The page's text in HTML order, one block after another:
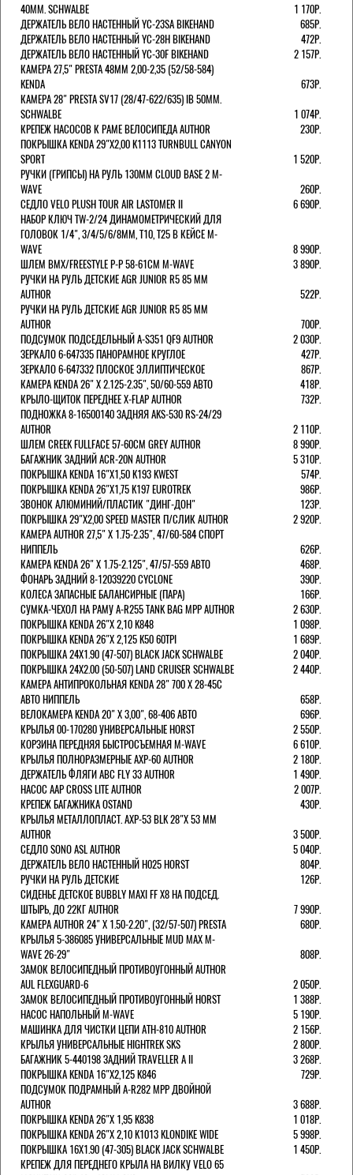
40MM. SCHWALBE
1 170Р.
ДЕРЖАТЕЛЬ ВЕЛО НАСТЕННЫЙ YC-23SA BIKEHAND
685Р.
ДЕРЖАТЕЛЬ ВЕЛО НАСТЕННЫЙ YC-28H BIKEHAND
472Р.
ДЕРЖАТЕЛЬ ВЕЛО НАСТЕННЫЙ YC-30F BIKEHAND
2 157Р.
КАМЕРА 27,5" PRESTA 48ММ 2,00-2,35 (52/58-584)
KENDA
673Р.
КАМЕРА 28" PRESTA SV17 (28/47-622/635) IB 50MM.
SCHWALBE
1 074Р.
КРЕПЕЖ НАСОСОВ К РАМЕ ВЕЛОСИПЕДА AUTHOR
230Р.
ПОКРЫШКА KENDA 29"Х2,00 K1113 TURNBULL CANYON
SPORT
1 520Р.
РУЧКИ (ГРИПСЫ) НА РУЛЬ 130ММ CLOUD BASE 2 M-
WAVE
260Р.
СЕДЛО VELO PLUSH TOUR AIR LASTOMER II
6 690Р.
НАБОР КЛЮЧ TW-2/24 ДИНАМОМЕТРИЧЕСКИЙ ДЛЯ
ГОЛОВОК 1/4", 3/4/5/6/8ММ, T10, T25 В КЕЙСЕ M-
WAVE
8 990Р.
ШЛЕМ ВМХ/FREESTYLE Р-Р 58-61СМ M-WAVE
3 890Р.
РУЧКИ НА РУЛЬ ДЕТСКИЕ AGR JUNIOR R5 85 ММ
AUTHOR
522Р.
РУЧКИ НА РУЛЬ ДЕТСКИЕ AGR JUNIOR R5 85 ММ
AUTHOR
700Р.
ПОДСУМОК ПОДСЕДЕЛЬНЫЙ A-S351 QF9 AUTHOR
2 030Р.
ЗЕРКАЛО 6-647335 ПАНОРАМНОЕ КРУГЛОЕ
427Р.
ЗЕРКАЛО 6-647332 ПЛОСКОЕ ЭЛЛИПТИЧЕСКОЕ
867Р.
КАМЕРА KENDA 26" Х 2.125-2.35", 50/60-559 АВТО
418Р.
КРЫЛО-ЩИТОК ПЕРЕДНЕЕ X-FLAP AUTHOR
732Р.
ПОДНОЖКА 8-16500140 ЗАДНЯЯ AKS-530 RS-24/29
AUTHOR
2 110Р.
ШЛЕМ CREEK FULLFACE 57-60СМ GREY AUTHOR
8 990Р.
БАГАЖНИК ЗАДНИЙ ACR-20N AUTHOR
5 310Р.
ПОКРЫШКА KENDA 16"Х1,50 K193 KWEST
574Р.
ПОКРЫШКА KENDA 26"Х1,75 K197 EUROTREK
986Р.
ЗВОНОК АЛЮМИНИЙ/ПЛАСТИК "ДИНГ-ДОН"
123Р.
ПОКРЫШКА 29"Х2,00 SPEED MASTER П/СЛИК AUTHOR
2 920Р.
КАМЕРА AUTHOR 27,5" Х 1.75-2.35", 47/60-584 СПОРТ
НИППЕЛЬ
626Р.
КАМЕРА KENDA 26" Х 1.75-2.125", 47/57-559 АВТО
468Р.
ФОНАРЬ ЗАДНИЙ 8-12039220 CYCLONE
390Р.
КОЛЕСА ЗАПАСНЫЕ БАЛАНСИРНЫЕ (ПАРА)
166Р.
CУМКА-ЧЕХОЛ НА РАМУ A-R255 TANK BAG MPP AUTHOR
2 630Р.
ПОКРЫШКА KENDA 26"Х 2,10 K848
1 098Р.
ПОКРЫШКА KENDA 26"Х 2,125 K50 60TPI
1 689Р.
ПОКРЫШКА 24X1.90 (47-507) BLACK JACK SCHWALBE
2 040Р.
ПОКРЫШКА 24X2.00 (50-507) LAND CRUISER SCHWALBE
2 440Р.
КАМЕРА АНТИПРОКОЛЬНАЯ KENDA 28" 700 Х 28-45C
АВТО НИППЕЛЬ
658Р.
ВЕЛОКАМЕРА KENDA 20" Х 3,00", 68-406 АВТО
696Р.
КРЫЛЬЯ 00-170280 УНИВЕРСАЛЬНЫЕ HORST
2 550Р.
КОРЗИНА ПЕРЕДНЯЯ БЫСТРОСЪЕМНАЯ M-WAVE
6 610Р.
КРЫЛЬЯ ПОЛНОРАЗМЕРНЫЕ AXP-60 AUTHOR
2 180Р.
ДЕРЖАТЕЛЬ ФЛЯГИ АВС FLY 33 AUTHOR
1 490Р.
НАСОС AAP CROSS LITE AUTHOR
2 007Р.
КРЕПЕЖ БАГАЖНИКА OSTAND
430Р.
КРЫЛЬЯ МЕТАЛЛОПЛАСТ. AXP-53 BLK 28"Х 53 ММ
AUTHOR
3 500Р.
СЕДЛО SONO ASL AUTHOR
5 040Р.
ДЕРЖАТЕЛЬ ВЕЛО НАСТЕННЫЙ H025 HORST
804Р.
РУЧКИ НА РУЛЬ ДЕТСКИЕ
126Р.
СИДЕНЬЕ ДЕТСКОЕ BUBBLY MAXI FF X8 НА ПОДСЕД.
ШТЫРЬ, ДО 22КГ AUTHOR
7 990Р.
КАМЕРА AUTHOR 24" Х 1.50-2.20", (32/57-507) PRESTA
680Р.
КРЫЛЬЯ 5-386085 УНИВЕРСАЛЬНЫЕ MUD MAX M-
WAVE 26-29"
808Р.
ЗАМОК ВЕЛОСИПЕДНЫЙ ПРОТИВОУГОННЫЙ AUTHOR
AUL FLEXGUARD-6
2 050Р.
ЗАМОК ВЕЛОСИПЕДНЫЙ ПРОТИВОУГОННЫЙ HORST
1 388Р.
НАСОС НАПОЛЬНЫЙ M-WAVE
5 190Р.
МАШИНКА ДЛЯ ЧИСТКИ ЦЕПИ ATH-810 AUTHOR
2 156Р.
КРЫЛЬЯ УНИВЕРСАЛЬНЫЕ HIGHTREK SKS
2 800Р.
БАГАЖНИК 5-440198 ЗАДНИЙ TRAVELLER A II
3 268Р.
ПОКРЫШКА KENDA 16"Х2,125 K846
729Р.
ПОДСУМОК ПОДРАМНЫЙ A-R282 MPP ДВОЙНОЙ
AUTHOR
3 688Р.
ПОКРЫШКА KENDA 26"Х 1,95 K838
1 018Р.
ПОКРЫШКА KENDA 26"Х 2,10 K1013 KLONDIKE WIDE
5 998Р.
ПОКРЫШКА 16X1.90 (47-305) BLACK JACK SCHWALBE
1 450Р.
КРЕПЕЖ ДЛЯ ПЕРЕДНЕГО КРЫЛА НА ВИЛКУ VELO 65